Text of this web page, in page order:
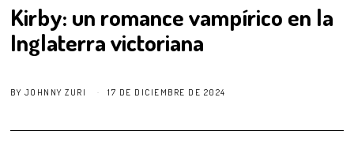
Kirby: un romance vampírico en la
Inglaterra victoriana
BY JOHNNY ZURI 17 DE DICIEMBRE DE 2024